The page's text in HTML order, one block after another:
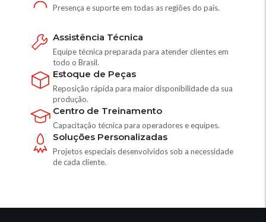
Presença e suporte em todas as regiões do país.
Assistência Técnica
Equipe técnica preparada para atender clientes em
todo o Brasil.
Estoque de Peças
Reposição rápida para maior disponibilidade da sua
produção.
Centro de Treinamento
Capacitação técnica para operadores e equipes.
Soluções Personalizadas
Projetos especiais desenvolvidos sob a necessidade
de cada cliente.